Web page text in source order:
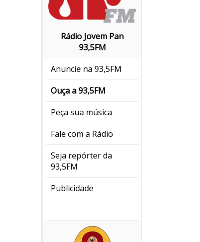
Rádio Jovem Pan
93,5FM
Anuncie na 93,5FM
Ouça a 93,5FM
Peça sua música
Fale com a Rádio
Seja repórter da
93,5FM
Publicidade